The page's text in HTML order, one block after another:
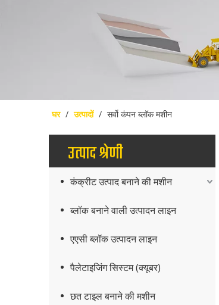
घर / उत्पादों / सर्वो कंपन ब्लॉक मशीन
उत्पाद श्रेणी
कंक्रीट उत्पाद बनाने की मशीन
ब्लॉक बनाने वाली उत्पादन लाइन
एएसी ब्लॉक उत्पादन लाइन
पैलेटाइजिंग सिस्टम (क्यूबर)
छत टाइल बनाने की मशीन